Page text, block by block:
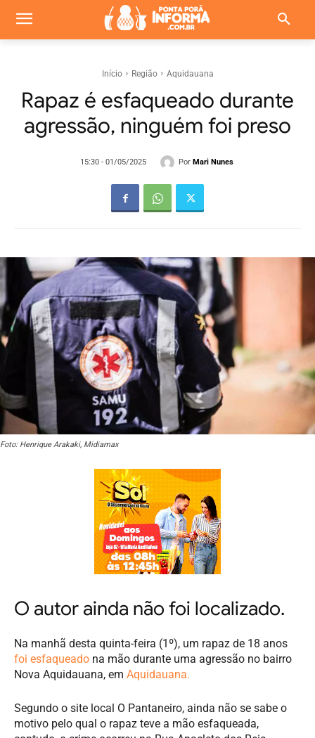
Início Região Aquidauana
Rapaz é esfaqueado durante
agressão, ninguém foi preso
15:30 - 01/05/2025 Por Mari Nunes
Foto: Henrique Arakaki, Midiamax
O autor ainda não foi localizado.
Na manhã desta quinta-feira (1º), um rapaz de 18 anos
foi esfaqueado na mão durante uma agressão no bairro
Nova Aquidauana, em Aquidauana.
Segundo o site local O Pantaneiro, ainda não se sabe o
motivo pelo qual o rapaz teve a mão esfaqueada,